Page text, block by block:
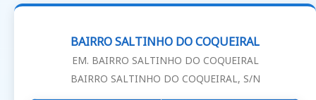
BAIRRO SALTINHO DO COQUEIRAL
EM. BAIRRO SALTINHO DO COQUEIRAL
BAIRRO SALTINHO DO COQUEIRAL, S/N